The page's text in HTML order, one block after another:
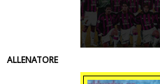
ALLENATORE